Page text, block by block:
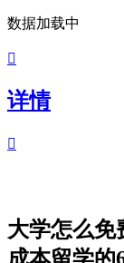
数据加载中

详情

大学怎么免
成本留学的